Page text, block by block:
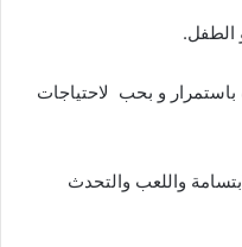
الطفل.
و بحب لاحتياجات
واللعب والتحدث